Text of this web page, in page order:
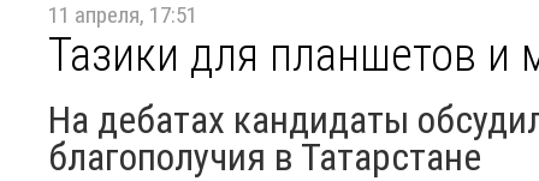
11 апреля, 17:51
Тазики для планшетов
На дебатах кандидаты
благополучия в Татарстане